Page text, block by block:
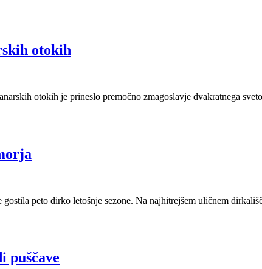
otokih
otokih je prineslo premočno zmagoslavje dvakratnega
peto dirko letošnje sezone. Na najhitrejšem uličnem
puščave